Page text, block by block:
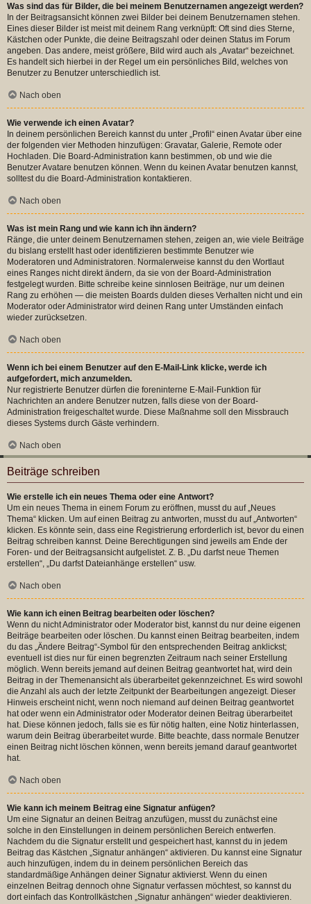
Was sind das für Bilder, die bei meinem Benutzernamen angezeigt werden?
In der Beitragsansicht können zwei Bilder bei deinem Benutzernamen stehen.
Eines dieser Bilder ist meist mit deinem Rang verknüpft: Oft sind dies Sterne,
Kästchen oder Punkte, die deine Beitragszahl oder deinen Status im Forum
angeben. Das andere, meist größere, Bild wird auch als „Avatar“ bezeichnet.
Es handelt sich hierbei in der Regel um ein persönliches Bild, welches von
Benutzer zu Benutzer unterschiedlich ist.
Nach oben
Wie verwende ich einen Avatar?
In deinem persönlichen Bereich kannst du unter „Profil“ einen Avatar über eine
der folgenden vier Methoden hinzufügen: Gravatar, Galerie, Remote oder
Hochladen. Die Board-Administration kann bestimmen, ob und wie die
Benutzer Avatare benutzen können. Wenn du keinen Avatar benutzen kannst,
solltest du die Board-Administration kontaktieren.
Nach oben
Was ist mein Rang und wie kann ich ihn ändern?
Ränge, die unter deinem Benutzernamen stehen, zeigen an, wie viele Beiträge
du bislang erstellt hast oder identifizieren bestimmte Benutzer wie
Moderatoren und Administratoren. Normalerweise kannst du den Wortlaut
eines Ranges nicht direkt ändern, da sie von der Board-Administration
festgelegt wurden. Bitte schreibe keine sinnlosen Beiträge, nur um deinen
Rang zu erhöhen — die meisten Boards dulden dieses Verhalten nicht und ein
Moderator oder Administrator wird deinen Rang unter Umständen einfach
wieder zurücksetzen.
Nach oben
Wenn ich bei einem Benutzer auf den E-Mail-Link klicke, werde ich
aufgefordert, mich anzumelden.
Nur registrierte Benutzer dürfen die foreninterne E-Mail-Funktion für
Nachrichten an andere Benutzer nutzen, falls diese von der Board-
Administration freigeschaltet wurde. Diese Maßnahme soll den Missbrauch
dieses Systems durch Gäste verhindern.
Nach oben
Beiträge schreiben
Wie erstelle ich ein neues Thema oder eine Antwort?
Um ein neues Thema in einem Forum zu eröffnen, musst du auf „Neues
Thema“ klicken. Um auf einen Beitrag zu antworten, musst du auf „Antworten“
klicken. Es könnte sein, dass eine Registrierung erforderlich ist, bevor du einen
Beitrag schreiben kannst. Deine Berechtigungen sind jeweils am Ende der
Foren- und der Beitragsansicht aufgelistet. Z. B. „Du darfst neue Themen
erstellen“, „Du darfst Dateianhänge erstellen“ usw.
Nach oben
Wie kann ich einen Beitrag bearbeiten oder löschen?
Wenn du nicht Administrator oder Moderator bist, kannst du nur deine eigenen
Beiträge bearbeiten oder löschen. Du kannst einen Beitrag bearbeiten, indem
du das „Ändere Beitrag“-Symbol für den entsprechenden Beitrag anklickst;
eventuell ist dies nur für einen begrenzten Zeitraum nach seiner Erstellung
möglich. Wenn bereits jemand auf deinen Beitrag geantwortet hat, wird dein
Beitrag in der Themenansicht als überarbeitet gekennzeichnet. Es wird sowohl
die Anzahl als auch der letzte Zeitpunkt der Bearbeitungen angezeigt. Dieser
Hinweis erscheint nicht, wenn noch niemand auf deinen Beitrag geantwortet
hat oder wenn ein Administrator oder Moderator deinen Beitrag überarbeitet
hat. Diese können jedoch, falls sie es für nötig halten, eine Notiz hinterlassen,
warum dein Beitrag überarbeitet wurde. Bitte beachte, dass normale Benutzer
einen Beitrag nicht löschen können, wenn bereits jemand darauf geantwortet
hat.
Nach oben
Wie kann ich meinem Beitrag eine Signatur anfügen?
Um eine Signatur an deinen Beitrag anzufügen, musst du zunächst eine
solche in den Einstellungen in deinem persönlichen Bereich entwerfen.
Nachdem du die Signatur erstellt und gespeichert hast, kannst du in jedem
Beitrag das Kästchen „Signatur anhängen“ aktivieren. Du kannst eine Signatur
auch hinzufügen, indem du in deinem persönlichen Bereich das
standardmäßige Anhängen deiner Signatur aktivierst. Wenn du einen
einzelnen Beitrag dennoch ohne Signatur verfassen möchtest, so kannst du
dort einfach das Kontrollkästchen „Signatur anhängen“ wieder deaktivieren.